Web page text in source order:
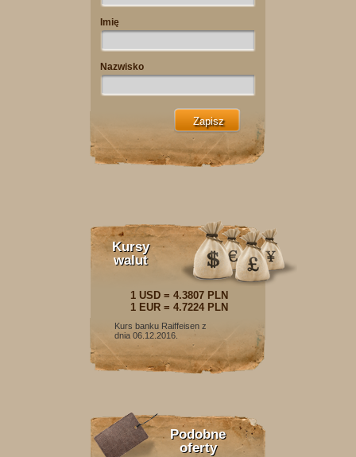
Imię
Nazwisko
Kursy
walut
1 USD = 4.3807 PLN
1 EUR = 4.7224 PLN
Kurs banku Raiffeisen z
dnia 06.12.2016.
Podobne
oferty